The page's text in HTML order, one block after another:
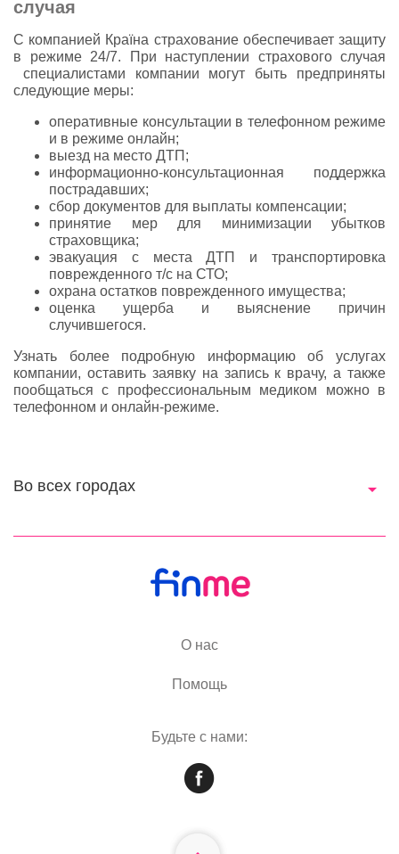
случая
С компанией Країна страхование обеспечивает защиту
в режиме 24/7. При наступлении страхового случая
специалистами компании могут быть предприняты
следующие меры:
оперативные консультации в телефонном режиме
и в режиме онлайн;
выезд на место ДТП;
информационно-консультационная поддержка
пострадавших;
сбор документов для выплаты компенсации;
принятие мер для минимизации убытков
страховщика;
эвакуация с места ДТП и транспортировка
поврежденного т/с на СТО;
охрана остатков поврежденного имущества;
оценка ущерба и выяснение причин
случившегося.
Узнать более подробную информацию об услугах
компании, оставить заявку на запись к врачу, а также
пообщаться с профессиональным медиком можно в
телефонном и онлайн-режиме.
Во всех городах
О нас
Помощь
Будьте с нами: